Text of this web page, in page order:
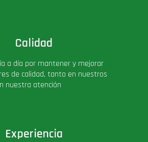
Calidad
a día por mantener y mejorar
de calidad, tanto en nuestros
nuestra atención
Experiencia